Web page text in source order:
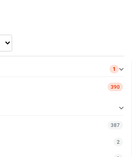
1
390
387
2